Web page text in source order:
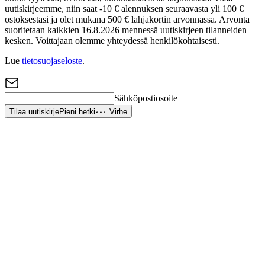
uutiskirjeemme, niin saat -10 € alennuksen seuraavasta yli 100 €
ostoksestasi ja olet mukana 500 € lahjakortin arvonnassa. Arvonta
suoritetaan kaikkien 16.8.2026 mennessä uutiskirjeen tilanneiden
kesken. Voittajaan olemme yhteydessä henkilökohtaisesti.
Lue tietosuojaseloste.
Sähköpostiosoite
Tilaa uutiskirjePieni hetki Virhe